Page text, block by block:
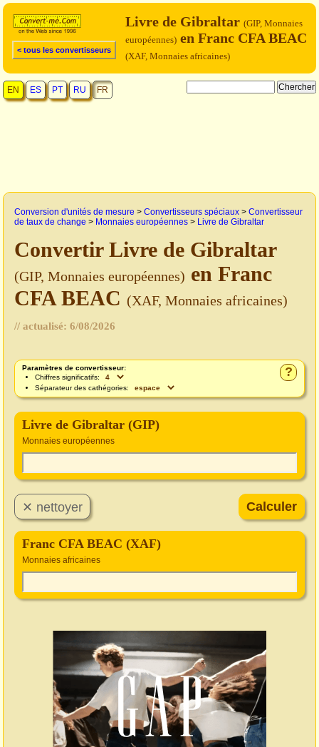
< tous les convertisseurs
Livre de Gibraltar (GIP, Monnaies
européennes) en Franc CFA BEAC
(XAF, Monnaies africaines)
EN ES PT RU FR
Conversion d'unités de mesure > Convertisseurs spéciaux > Convertisseur
de taux de change > Monnaies européennes > Livre de Gibraltar
Convertir Livre de Gibraltar
(GIP, Monnaies européennes) en Franc
CFA BEAC (XAF, Monnaies africaines)
// actualisé: 6/08/2026
?
Paramètres de convertisseur:
Chiffres significatifs:
Séparateur des cathégories:
Livre de Gibraltar (GIP)
Monnaies européennes
Franc CFA BEAC (XAF)
Monnaies africaines